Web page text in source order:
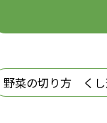
野菜の切り方 くし